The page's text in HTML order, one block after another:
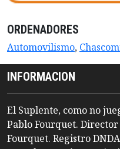
ORDENADORES
Automovilismo,
INFORMACION
El Suplente, como no
Pablo Fourquet. Director
Fourquet. Registro